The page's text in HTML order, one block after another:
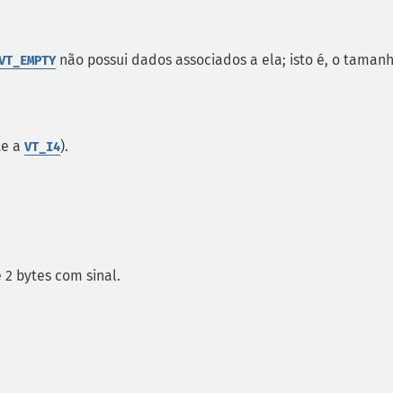
não possui dados associados a ela; isto é, o
a VT_I4).
bytes com sinal.